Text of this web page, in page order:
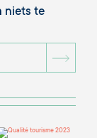
niets te